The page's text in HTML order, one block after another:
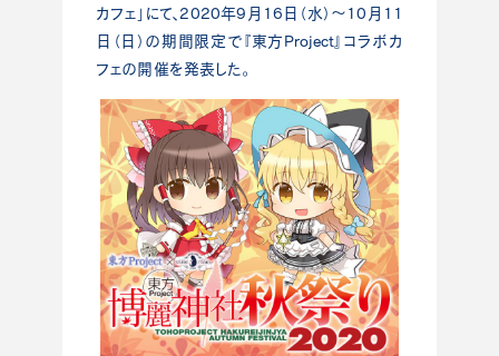
カフェ」にて、2020年9月16日（水）～10月11
日（日）の期間限定で『東方Project』コラボカ
フェの開催を発表した。